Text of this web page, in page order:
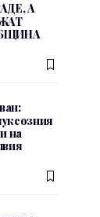
А
на